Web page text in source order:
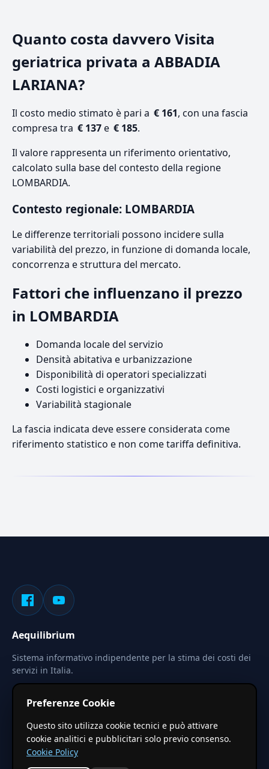
Quanto costa davvero Visita
geriatrica privata a ABBADIA
LARIANA?
Il costo medio stimato è pari a € 161, con una fascia
compresa tra € 137e € 185.
Il valore rappresenta un riferimento orientativo,
calcolato sulla base del contesto della regione
LOMBARDIA.
Contesto regionale: LOMBARDIA
Le differenze territoriali possono incidere sulla
variabilità del prezzo, in funzione di domanda locale,
concorrenza e struttura del mercato.
Fattori che influenzano il prezzo
in LOMBARDIA
Domanda locale del servizio
Densità abitativa e urbanizzazione
Disponibilità di operatori specializzati
Costi logistici e organizzativi
Variabilità stagionale
La fascia indicata deve essere considerata come
riferimento statistico e non come tariffa definitiva.
Aequilibrium
Sistema informativo indipendente per la stima dei costi dei
servizi in Italia.
Le stime pubblicate sono calcolate tramite coefficienti
territoriali regionali applicati a valori base nazionali. Non
costituiscono preventivo ufficiale.
Preferenze Cookie
Questo sito utilizza cookie tecnici e può attivare
cookie analitici e pubblicitari solo previo consenso.
Cookie Policy